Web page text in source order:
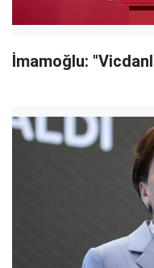
İmamoğlu: